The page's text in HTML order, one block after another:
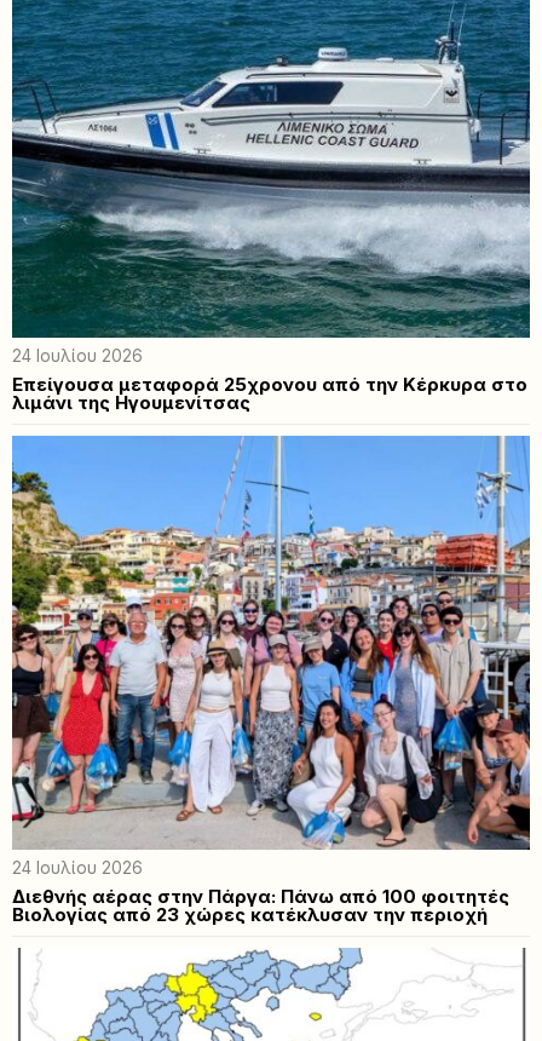
24 Ιουλίου 2026
Επείγουσα μεταφορά 25χρονου από την Κέρκυρα στο
λιμάνι της Ηγουμενίτσας
24 Ιουλίου 2026
Διεθνής αέρας στην Πάργα: Πάνω από 100 φοιτητές
Βιολογίας από 23 χώρες κατέκλυσαν την περιοχή